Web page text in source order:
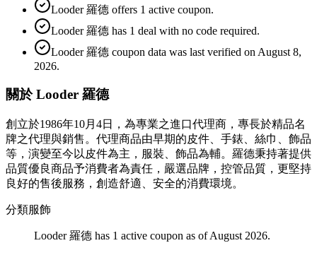
Looder 羅德 offers 1 active coupon.
Looder 羅德 has 1 deal with no code required.
Looder 羅德 coupon data was last verified on August 8,
2026.
關於 Looder 羅德
創立於1986年10月4日，為專業之進口代理商，專長於精品名
牌之代理與銷售。代理商品由早期的皮件、手錶、絲巾、飾品
等，演變至今以皮件為主，服裝、飾品為輔。羅德秉持著提供
品質優良商品予消費者為責任，嚴選品牌，控管品質，更堅持
良好的售後服務，創造舒適、安全的消費環境。
分類服飾
Looder 羅德 has 1 active coupon as of August 2026.